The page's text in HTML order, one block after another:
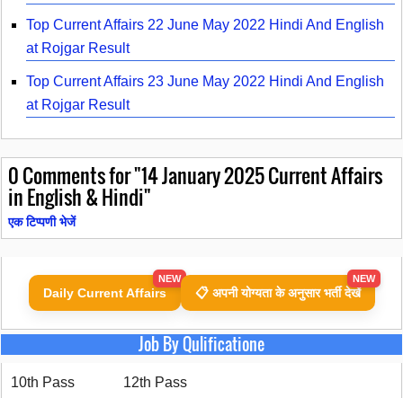
Top Current Affairs 22 June May 2022 Hindi And English
at Rojgar Result
Top Current Affairs 23 June May 2022 Hindi And English
at Rojgar Result
0Comments for "14 January 2025 Current Affairs
in English & Hindi"
एक टिप्पणी भेजें
Daily Current Affairs
NEW
📋 अपनी योग्यता के अनुसार भर्ती देखें
NEW
Job By Qulificatione
10th Pass 12th Pass